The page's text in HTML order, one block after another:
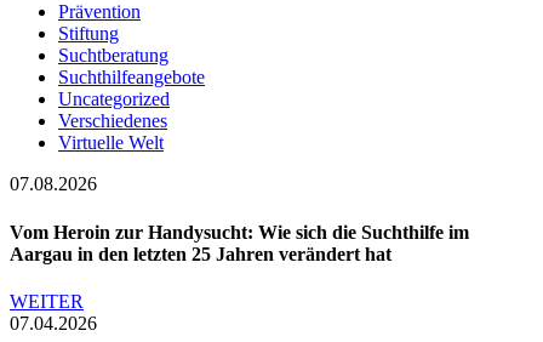
Prävention
Stiftung
Suchtberatung
Suchthilfeangebote
Uncategorized
Verschiedenes
Virtuelle Welt
07.08.2026
Vom Heroin zur Handysucht: Wie sich die Suchthilfe im
Aargau in den letzten 25 Jahren verändert hat
WEITER
07.04.2026